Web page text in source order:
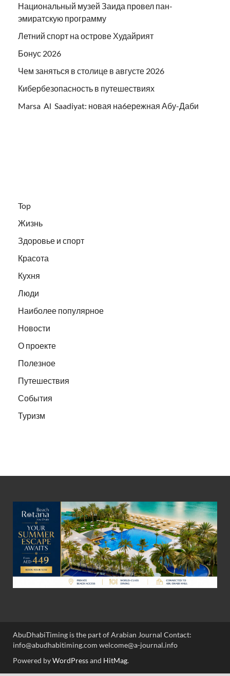
Национальный музей Заида провел пан-
эмиратскую программу
Летний спорт на острове Худайрият
Бонус 2026
Чем заняться в столице в августе 2026
Кибербезопасность в путешествиях
Marsa Al Saadiyat: новая на6ережная Абу-Даби
Top
Жизнь
Здоровье и спорт
Красота
Кухня
Люди
Наиболее популярное
Новости
О проекте
Полезное
Путешествия
События
Туризм
AbuDhabiTiming is the part of Arabian Journal Contact:
info@abudhabitiming.com welcome@a-journal.info
Powered byWordPressand HitMag.